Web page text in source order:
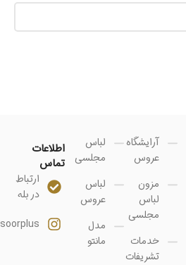
آرایشگاه
عروس
مزون
لباس
مجلسی
خدمات
تشریفات
لباس
مجلسی
لباس
عروس
مدل
مانتو
اطلاعات
تماس
ارتباط
در بله
soorplus@